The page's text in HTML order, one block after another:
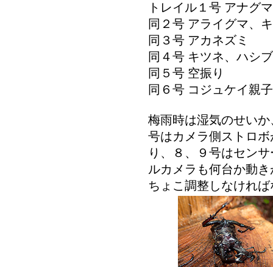
トレイル１号 アナグ
同２号 アライグマ、
同３号 アカネズミ
同４号 キツネ、ハシ
同５号 空振り
同６号 コジュケイ親
梅雨時は湿気のせい
号はカメラ側ストロ
り、８、９号はセン
ルカメラも何台か動
ちょこ調整しなけれ